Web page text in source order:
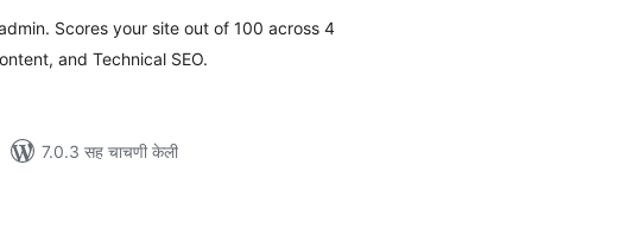
Scores your site out of 100 across 4
and Technical SEO.
7.0.3 सह चाचणी केली